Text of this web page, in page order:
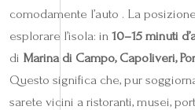
comodamente l’auto . La
esplorare l’isola: in 10–15 minuti
di Marina di Campo, Capoliveri,
Questo significa che, pur
sarete vicini a ristoranti, musei,